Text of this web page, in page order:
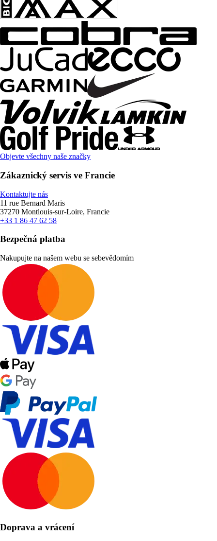
Objevte všechny naše značky
Zákaznický servis ve Francie
Kontaktujte nás
11 rue Bernard Maris
37270 Montlouis-sur-Loire, Francie
+33 1 86 47 62 58
Bezpečná platba
Nakupujte na našem webu se sebevědomím
Doprava a vrácení